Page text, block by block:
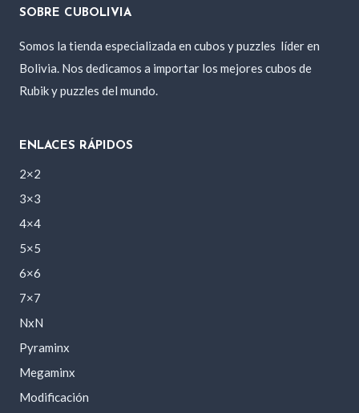
SOBRE CUBOLIVIA
Somos la tienda especializada en cubos y puzzles líder en
Bolivia. Nos dedicamos a importar los mejores cubos de
Rubik y puzzles del mundo.
ENLACES RÁPIDOS
2×2
3×3
4×4
5×5
6×6
7×7
NxN
Pyraminx
Megaminx
Modificación